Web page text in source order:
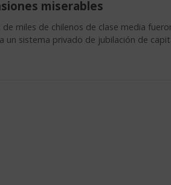
miserables
miles de chilenos de clase media
sistema privado de jubilación de